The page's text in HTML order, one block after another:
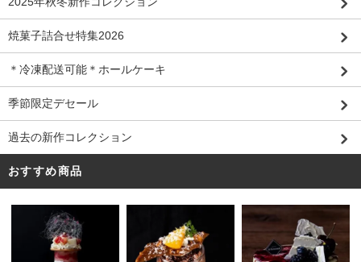
焼菓子詰合せ特集2026
＊冷凍配送可能＊ホールケーキ
季節限定デセール
過去の新作コレクション
おすすめ商品